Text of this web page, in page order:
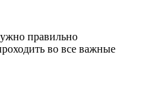
правильно
во все важные